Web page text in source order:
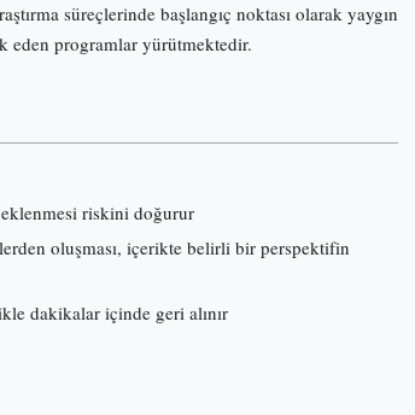
süreçlerinde başlangıç noktası olarak yaygın
eden programlar yürütmektedir.
riskini doğurur
oluşması, içerikte belirli bir perspektifin
dakikalar içinde geri alınır